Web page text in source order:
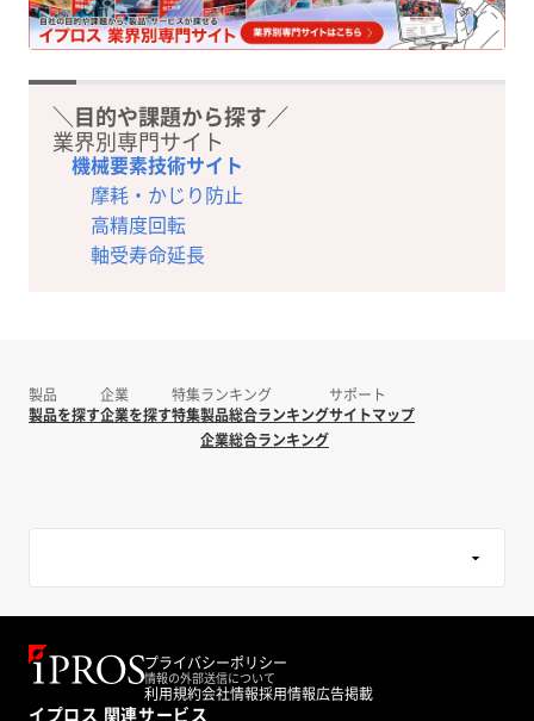
＼目的や課題から探す／
業界別専門サイト
機械要素技術サイト
摩耗・かじり防止
高精度回転
軸受寿命延長
製品
製品を探す
企業
企業を探す
特集
特集
ランキング
製品総合ランキング
企業総合ランキング
サポート
サイトマップ
プライバシーポリシー
情報の外部送信について
利用規約会社情報採用情報広告掲載
イプロス 関連サービス